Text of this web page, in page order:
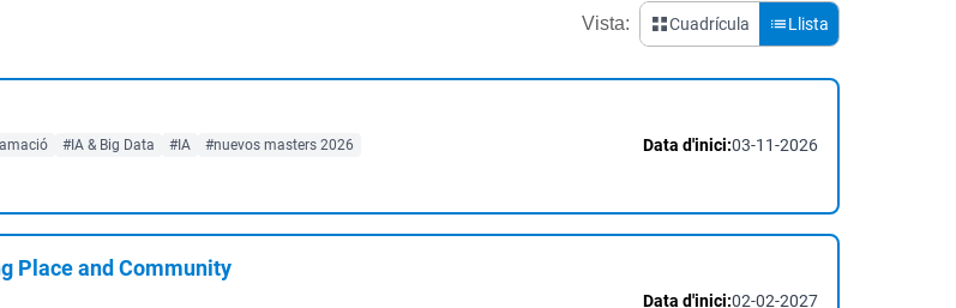
Vista: Cuadrícula Llista
#IA & Big Data #IA #nuevos masters 2026 Data d'inici:03-11-2026
Place and Community
Data d'inici:02-02-2027